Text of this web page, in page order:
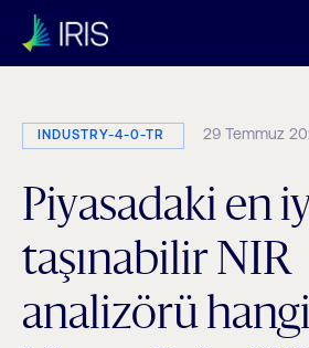
INDUSTRY-4-0-TR 29 Temmuz
Piyasadaki en
taşınabilir NIR
analizörü